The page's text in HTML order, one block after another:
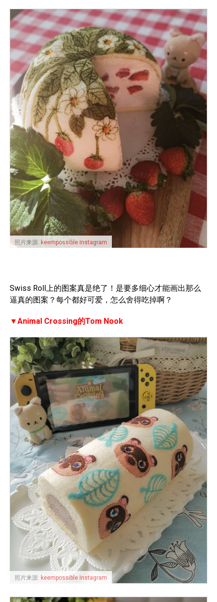
照片来源: keempossible Instagram
Swiss Roll上的图案真是绝了！是要多细心才能画出那么
逼真的图案？每个都好可爱，怎么舍得吃掉啊？
▼Animal Crossing的Tom Nook
照片来源: keempossible Instagram